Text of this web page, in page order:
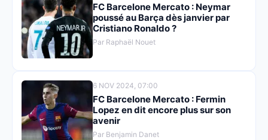
FC Barcelone Mercato : Neymar
poussé au Barça dès janvier par
Cristiano Ronaldo ?
Par Raphaël Nouet
6 NOV 2024, 07:00
FC Barcelone Mercato : Fermin
Lopez en dit encore plus sur son
avenir
Par Benjamin Danet